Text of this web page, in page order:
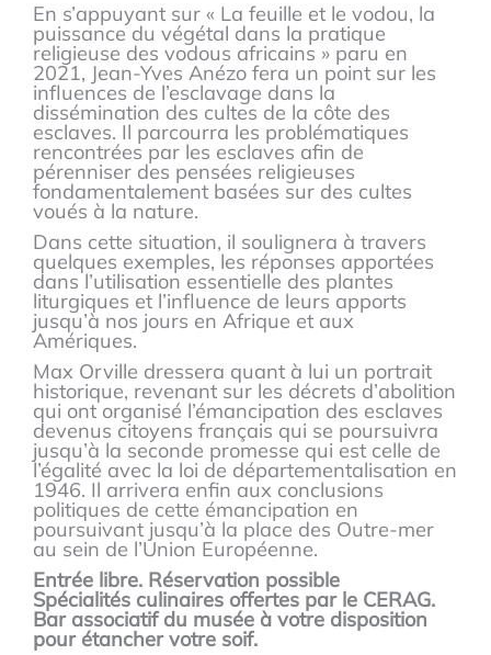
En s’appuyant sur « La feuille et le vodou, la
puissance du végétal dans la pratique
religieuse des vodous africains » paru en
2021, Jean-Yves Anézo fera un point sur les
influences de l’esclavage dans la
dissémination des cultes de la côte des
esclaves. Il parcourra les problématiques
rencontrées par les esclaves afin de
pérenniser des pensées religieuses
fondamentalement basées sur des cultes
voués à la nature.
Dans cette situation, il soulignera à travers
quelques exemples, les réponses apportées
dans l’utilisation essentielle des plantes
liturgiques et l’influence de leurs apports
jusqu’à nos jours en Afrique et aux
Amériques.
Max Orville dressera quant à lui un portrait
historique, revenant sur les décrets d’abolition
qui ont organisé l’émancipation des esclaves
devenus citoyens français qui se poursuivra
jusqu’à la seconde promesse qui est celle de
l’égalité avec la loi de départementalisation en
1946. Il arrivera enfin aux conclusions
politiques de cette émancipation en
poursuivant jusqu’à la place des Outre-mer
au sein de l’Union Européenne.
Entrée libre. Réservation possible
Spécialités culinaires offertes par le CERAG.
Bar associatif du musée à votre disposition
pour étancher votre soif.